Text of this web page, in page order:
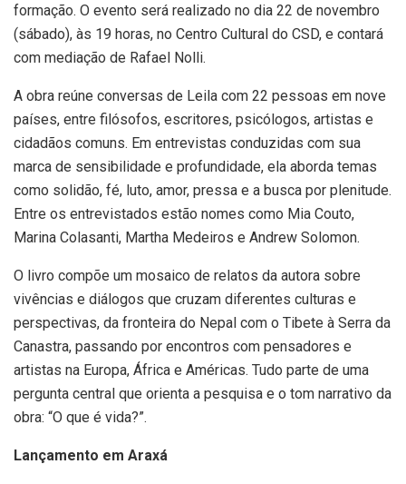
formação. O evento será realizado no dia 22 de novembro
(sábado), às 19 horas, no Centro Cultural do CSD, e contará
com mediação de Rafael Nolli.
A obra reúne conversas de Leila com 22 pessoas em nove
países, entre filósofos, escritores, psicólogos, artistas e
cidadãos comuns. Em entrevistas conduzidas com sua
marca de sensibilidade e profundidade, ela aborda temas
como solidão, fé, luto, amor, pressa e a busca por plenitude.
Entre os entrevistados estão nomes como Mia Couto,
Marina Colasanti, Martha Medeiros e Andrew Solomon.
O livro compõe um mosaico de relatos da autora sobre
vivências e diálogos que cruzam diferentes culturas e
perspectivas, da fronteira do Nepal com o Tibete à Serra da
Canastra, passando por encontros com pensadores e
artistas na Europa, África e Américas. Tudo parte de uma
pergunta central que orienta a pesquisa e o tom narrativo da
obra: “O que é vida?”.
Lançamento em Araxá